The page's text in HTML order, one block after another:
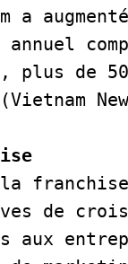
a
plus de
(Vietnam
de